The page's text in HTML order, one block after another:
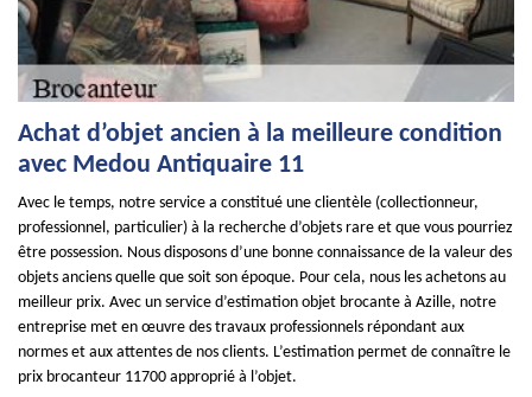
Achat d’objet ancien à la meilleure condition
avec Medou Antiquaire 11
Avec le temps, notre service a constitué une clientèle (collectionneur,
professionnel, particulier) à la recherche d’objets rare et que vous pourriez
être possession. Nous disposons d’une bonne connaissance de la valeur des
objets anciens quelle que soit son époque. Pour cela, nous les achetons au
meilleur prix. Avec un service d’estimation objet brocante à Azille, notre
entreprise met en œuvre des travaux professionnels répondant aux
normes et aux attentes de nos clients. L’estimation permet de connaître le
prix brocanteur 11700 approprié à l’objet.